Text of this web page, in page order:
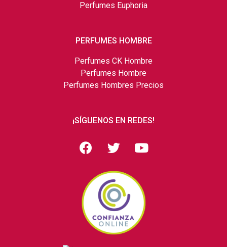
Perfumes Euphoria
PERFUMES HOMBRE
Perfumes CK Hombre
Perfumes Hombre
Perfumes Hombres Precios
¡SÍGUENOS EN REDES!